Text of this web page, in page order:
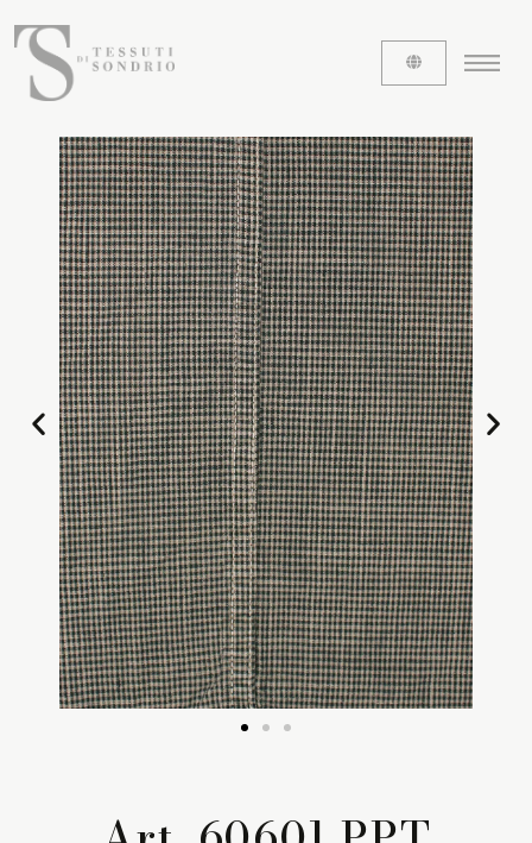
ABOUT US
The labels
Our history
Work with us
Share our fabrics
THE FABRICS
The season Fall/Winter
The season Spring/Summer
bunch